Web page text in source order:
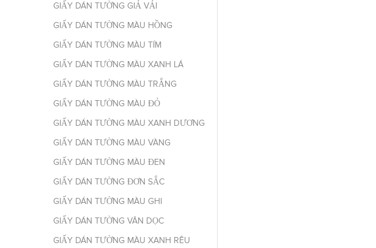
GIẤY DÁN TƯỜNG GIẢ VẢI
GIẤY DÁN TƯỜNG MÀU HỒNG
GIẤY DÁN TƯỜNG MÀU TÍM
GIẤY DÁN TƯỜNG MÀU XANH LÁ
GIẤY DÁN TƯỜNG MÀU TRẮNG
GIẤY DÁN TƯỜNG MÀU ĐỎ
GIẤY DÁN TƯỜNG MÀU XANH DƯƠNG
GIẤY DÁN TƯỜNG MÀU VÀNG
GIẤY DÁN TƯỜNG MÀU ĐEN
GIẤY DÁN TƯỜNG ĐƠN SẮC
GIẤY DÁN TƯỜNG MÀU GHI
GIẤY DÁN TƯỜNG VÂN DỌC
GIẤY DÁN TƯỜNG MÀU XANH RÊU